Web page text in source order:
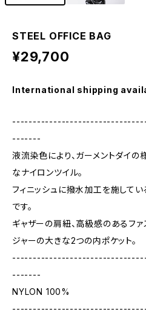
STEEL OFFICE BAG
¥29,700
International shipping
-------
液流染色により、ガーメントダイ
なナイロンツイル。
フィニッシュに撥水加工を施して
です。
ギャザーの肩紐、高級感のあるフ
ジャーの大きな2つの内ポケット。
-------
NYLON 100%